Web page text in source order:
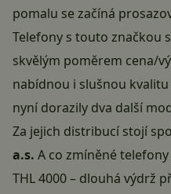
pomalu se začíná
Telefony s touto značkou
skvělým poměrem cena/
nabídnou i slušnou
nyní dorazily dva další
Za jejich distribucí stojí
a.s. A co zmíněné
THL 4000 – dlouhá výdrž